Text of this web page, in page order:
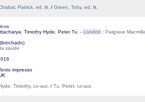
Patrick, ed. lit. / Green, Toby, ed. lit.
Timothy Hyde, Peter Tu. - London : Palgrave
saúde
impresso
Timothy, co-aut. / Tu, Peter, co-aut.